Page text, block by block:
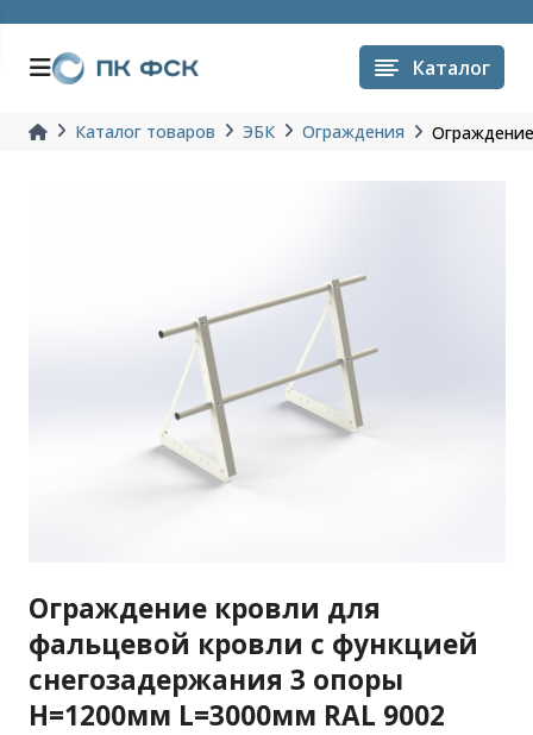
Каталог
Каталог товаров ЭБК Ограждения
Ограждение кровли для
фальцевой кровли с функцией
снегозадержания 3 опоры
H=1200мм L=3000мм RAL 9002